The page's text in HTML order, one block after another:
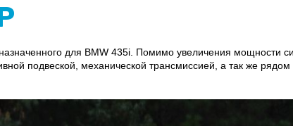
для BMW 435i. Помимо увеличения мощности
подвеской, механической трансмиссией, а так же рядом